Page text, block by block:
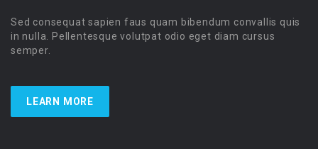
Sed consequat sapien faus quam bibendum convallis quis
in nulla. Pellentesque volutpat odio eget diam cursus
semper.
LEARN MORE